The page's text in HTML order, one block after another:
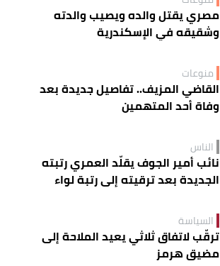
مصري يقتل والده ويصيب والدته
وشقيقه في الإسكندرية
منوعات
القاضي المزيف.. تفاصيل جديدة بعد
وفاة أحد المتهمين
الناس
نائب أمير الجوف يقلّد العمري رتبته
الجديدة بعد ترقيته إلى رتبة لواء
السياسة
ترقّب لاتفاق ثلاثي يعيد الملاحة إلى
مضيق هرمز